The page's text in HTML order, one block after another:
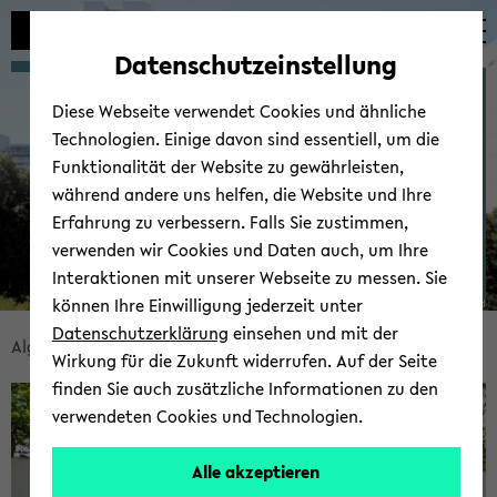
Automatische
vermeiden
zum
wechseln
zum
wechseln
zum
wechseln
Bread­
crumb
über­
sprin­
gen
Al­go­rith­mic Chemin­for­ma­tics Re­se­arch
ma­tics
© Uni­ver­si­tät Bie­le­feld
Datenschutzeinstellung
Diese Webseite verwendet Cookies und ähnliche
Technologien. Einige davon sind essentiell, um die
Funktionalität der Website zu gewährleisten,
während andere uns helfen, die Website und Ihre
Erfahrung zu verbessern. Falls Sie zustimmen,
verwenden wir Cookies und Daten auch, um Ihre
Interaktionen mit unserer Webseite zu messen. Sie
können Ihre Einwilligung jederzeit unter
Datenschutzerklärung einsehen und mit der
Wirkung für die Zukunft widerrufen. Auf der Seite
finden Sie auch zusätzliche Informationen zu den
verwendeten Cookies und Technologien.
Alle akzeptieren